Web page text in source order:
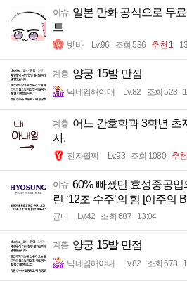
이슈 일본 만화 공식으로 무
트
벗바 Lv.96 조회 536 추천 1
계층 양궁 15발 만점
닉네임해야대 Lv.82 조회 523
계층 어느 간호학과 3학년 츠
사.
전자팔찌 Lv.93 조회 1080 추
이슈 60% 빠졌던 효성중공
린 ‘12조 수주’의 힘 [이주의
균터 Lv.42 조회 687 13:04
계층 양궁 15발 만점
닉네임해야대 Lv.82 조회 678